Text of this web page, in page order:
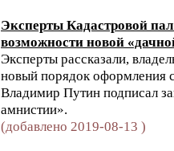
Эксперты Кадастровой
возможности новой
Эксперты рассказали,
новый порядок оформления
Владимир Путин подписал
амнистии».
(добавлено 2019-08-13 )